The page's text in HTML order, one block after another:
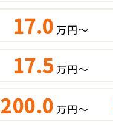
17.0 万円～
17.5 万円～
200.0 万円～